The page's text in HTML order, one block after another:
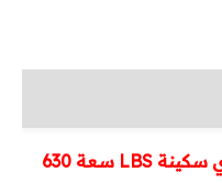
عدد (1) خلية تحوي سكينة LBS سعة 630